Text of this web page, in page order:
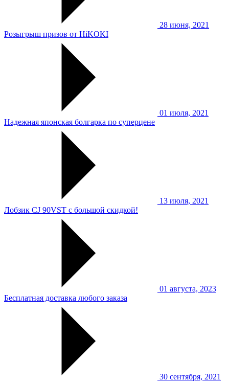
28 июня, 2021
Розыгрыш призов от HiKOKI
01 июля, 2021
Надежная японская болгарка по суперцене
13 июля, 2021
Лобзик CJ 90VST с большой скидкой!
01 августа, 2023
Бесплатная доставка любого заказа
30 сентября, 2021